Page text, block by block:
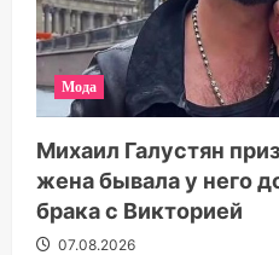
Мода
Михаил Галустян
жена бывала у него
брака с Викторией
07.08.2026